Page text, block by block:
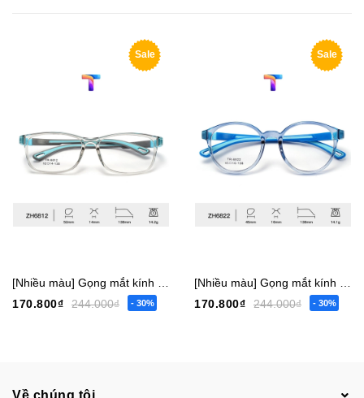
Sale
170.800₫
244.000₫ - 30%
Sale
170.800₫
244.000₫ - 30%
Về chúng tôi